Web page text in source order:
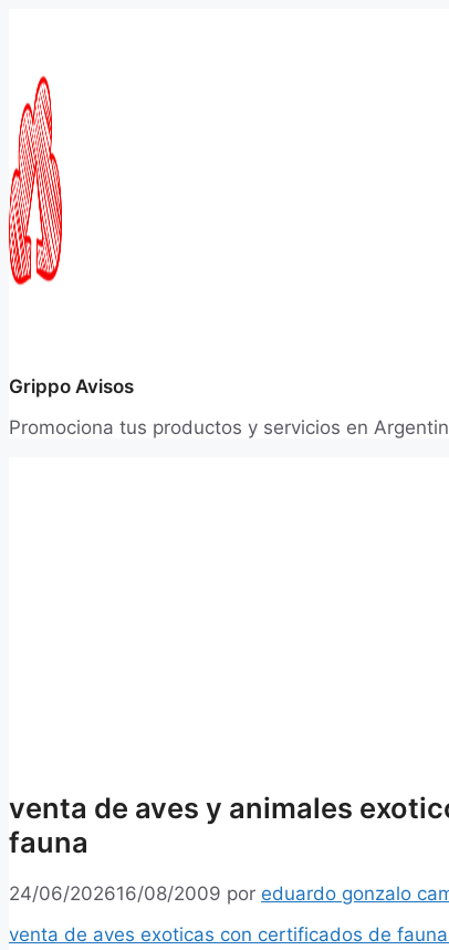
Grippo Avisos
Promociona tus productos y servicios en
venta de aves y animales
fauna
24/06/202616/08/2009 por eduardo gonzalo
venta de aves exoticas con certificados de